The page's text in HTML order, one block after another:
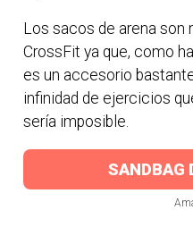
Los sacos de arena son
CrossFit ya que, como
es un accesorio
infinidad de ejercicios
sería imposible.
SANDBAG